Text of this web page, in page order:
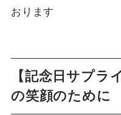
おります
【記念日サプラ
の笑顔のために